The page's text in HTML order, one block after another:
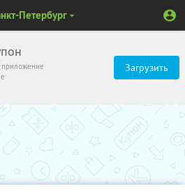
Загрузить
Петербург